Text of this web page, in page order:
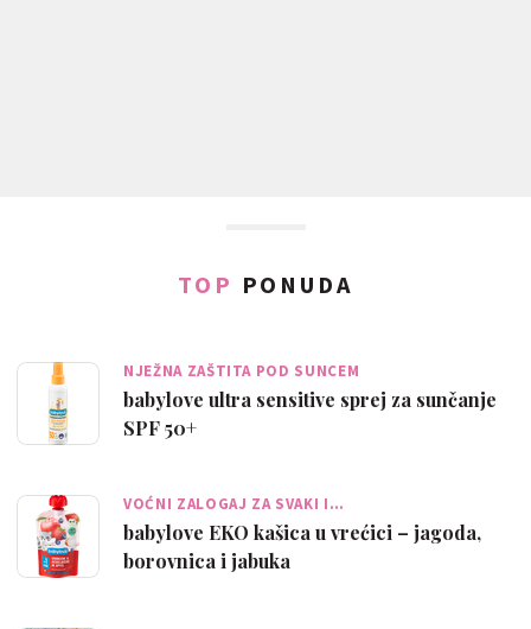
TOP PONUDA
NJEŽNA ZAŠTITA POD SUNCEM
babylove ultra sensitive sprej za sunčanje
SPF 50+
VOĆNI ZALOGAJ ZA SVAKI I…
babylove EKO kašica u vrećici – jagoda,
borovnica i jabuka